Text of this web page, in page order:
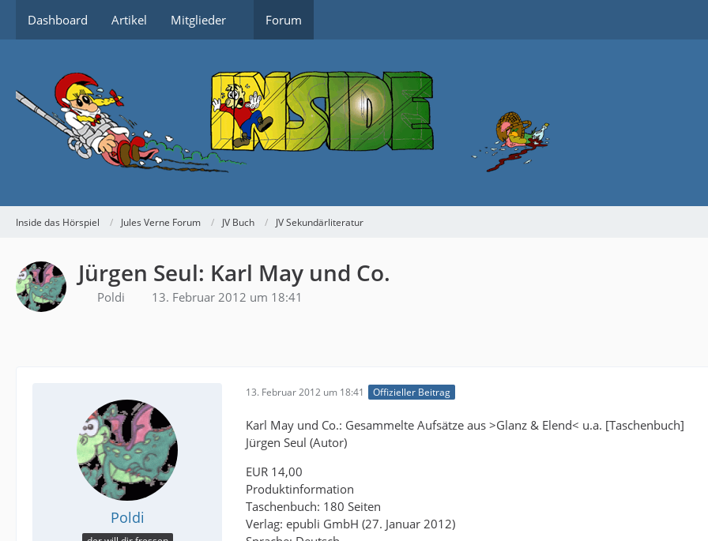
Dashboard Artikel Mitglieder Forum
Inside das Hörspiel Jules Verne Forum JV Buch JV Sekundärliteratur
Jürgen Seul: Karl May und Co.
Poldi 13. Februar 2012 um 18:41
Poldi
13. Februar 2012 um 18:41 Offizieller Beitrag
Karl May und Co.: Gesammelte Aufsätze aus >Glanz & Elend< u.a. [Taschenbuch]
Jürgen Seul (Autor)
EUR 14,00
Produktinformation
Taschenbuch: 180 Seiten
Verlag: epubli GmbH (27. Januar 2012)